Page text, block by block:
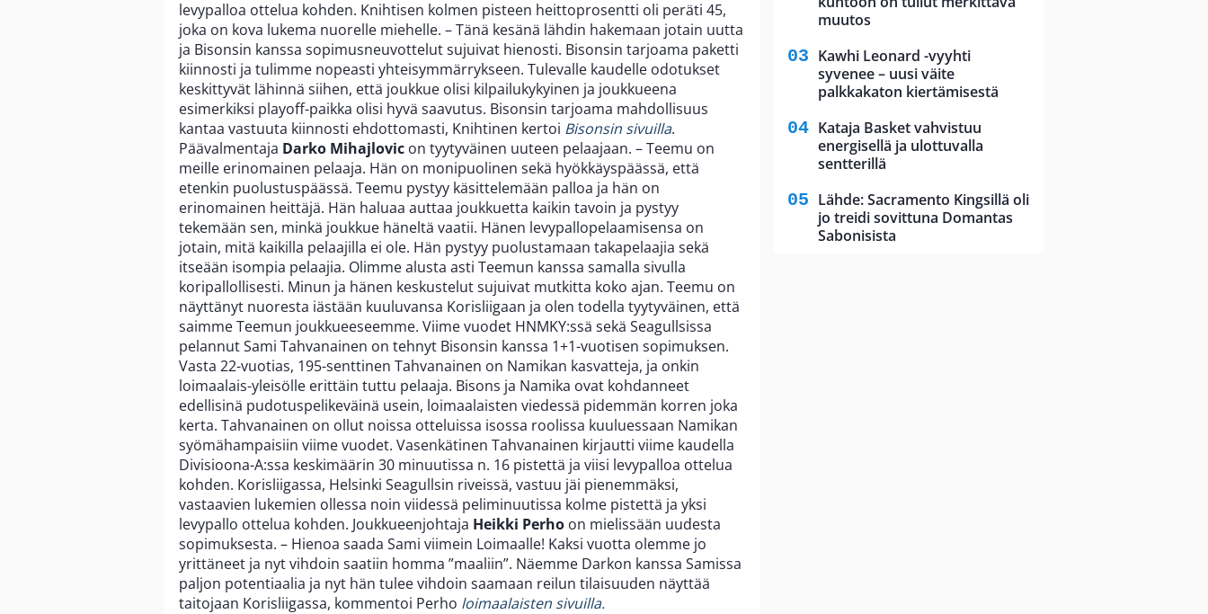
levypalloa ottelua kohden. Knihtisen kolmen pisteen heittoprosentti oli peräti 45,
joka on kova lukema nuorelle miehelle. – Tänä kesänä lähdin hakemaan jotain uutta
ja Bisonsin kanssa sopimusneuvottelut sujuivat hienosti. Bisonsin tarjoama paketti
kiinnosti ja tulimme nopeasti yhteisymmärrykseen. Tulevalle kaudelle odotukset
keskittyvät lähinnä siihen, että joukkue olisi kilpailukykyinen ja joukkueena
esimerkiksi playoff-paikka olisi hyvä saavutus. Bisonsin tarjoama mahdollisuus
kantaa vastuuta kiinnosti ehdottomasti, Knihtinen kertoi Bisonsin sivuilla.
Päävalmentaja Darko Mihajlovic on tyytyväinen uuteen pelaajaan. – Teemu on
meille erinomainen pelaaja. Hän on monipuolinen sekä hyökkäyspäässä, että
etenkin puolustuspäässä. Teemu pystyy käsittelemään palloa ja hän on
erinomainen heittäjä. Hän haluaa auttaa joukkuetta kaikin tavoin ja pystyy
tekemään sen, minkä joukkue häneltä vaatii. Hänen levypallopelaamisensa on
jotain, mitä kaikilla pelaajilla ei ole. Hän pystyy puolustamaan takapelaajia sekä
itseään isompia pelaajia. Olimme alusta asti Teemun kanssa samalla sivulla
koripallollisesti. Minun ja hänen keskustelut sujuivat mutkitta koko ajan. Teemu on
näyttänyt nuoresta iästään kuuluvansa Korisliigaan ja olen todella tyytyväinen, että
saimme Teemun joukkueeseemme. Viime vuodet HNMKY:ssä sekä Seagullsissa
pelannut Sami Tahvanainen on tehnyt Bisonsin kanssa 1+1-vuotisen sopimuksen.
Vasta 22-vuotias, 195-senttinen Tahvanainen on Namikan kasvatteja, ja onkin
loimaalais-yleisölle erittäin tuttu pelaaja. Bisons ja Namika ovat kohdanneet
edellisinä pudotuspelikeväinä usein, loimaalaisten viedessä pidemmän korren joka
kerta. Tahvanainen on ollut noissa otteluissa isossa roolissa kuuluessaan Namikan
syömähampaisiin viime vuodet. Vasenkätinen Tahvanainen kirjautti viime kaudella
Divisioona-A:ssa keskimäärin 30 minuutissa n. 16 pistettä ja viisi levypalloa ottelua
kohden. Korisliigassa, Helsinki Seagullsin riveissä, vastuu jäi pienemmäksi,
vastaavien lukemien ollessa noin viidessä peliminuutissa kolme pistettä ja yksi
levypallo ottelua kohden. Joukkueenjohtaja Heikki Perho on mielissään uudesta
sopimuksesta. – Hienoa saada Sami viimein Loimaalle! Kaksi vuotta olemme jo
yrittäneet ja nyt vihdoin saatiin homma ”maaliin”. Näemme Darkon kanssa Samissa
paljon potentiaalia ja nyt hän tulee vihdoin saamaan reilun tilaisuuden näyttää
taitojaan Korisliigassa, kommentoi Perho loimaalaisten sivuilla.
muutos
Kawhi Leonard -vyyhti
syvenee – uusi väite
palkkakaton kiertämisestä
Kataja Basket vahvistuu
energisellä ja ulottuvalla
sentterillä
Lähde: Sacramento Kingsillä oli
jo treidi sovittuna Domantas
Sabonisista